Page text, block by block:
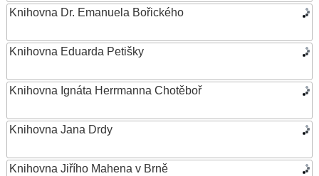
Knihovna Dr. Emanuela Bořického
Knihovna Eduarda Petišky
Knihovna Ignáta Herrmanna Chotěboř
Knihovna Jana Drdy
Knihovna Jiřího Mahena v Brně